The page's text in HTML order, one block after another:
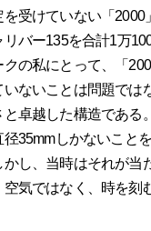
受けていない「2000
バー135を合計1万
の私にとって、「
いないことは問題では
卓越した構造である
35mmしかないこと
し、当時はそれが当
気ではなく、時を刻